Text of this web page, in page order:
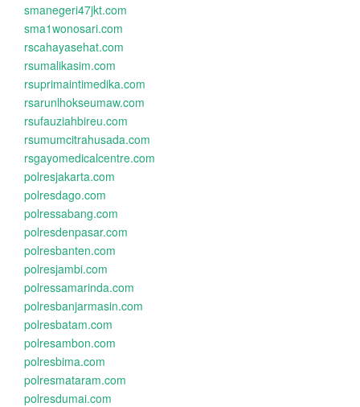
smanegeri47jkt.com
sma1wonosari.com
rscahayasehat.com
rsumalikasim.com
rsuprimaintimedika.com
rsarunlhokseumaw.com
rsufauziahbireu.com
rsumumcitrahusada.com
rsgayomedicalcentre.com
polresjakarta.com
polresdago.com
polressabang.com
polresdenpasar.com
polresbanten.com
polresjambi.com
polressamarinda.com
polresbanjarmasin.com
polresbatam.com
polresambon.com
polresbima.com
polresmataram.com
polresdumai.com